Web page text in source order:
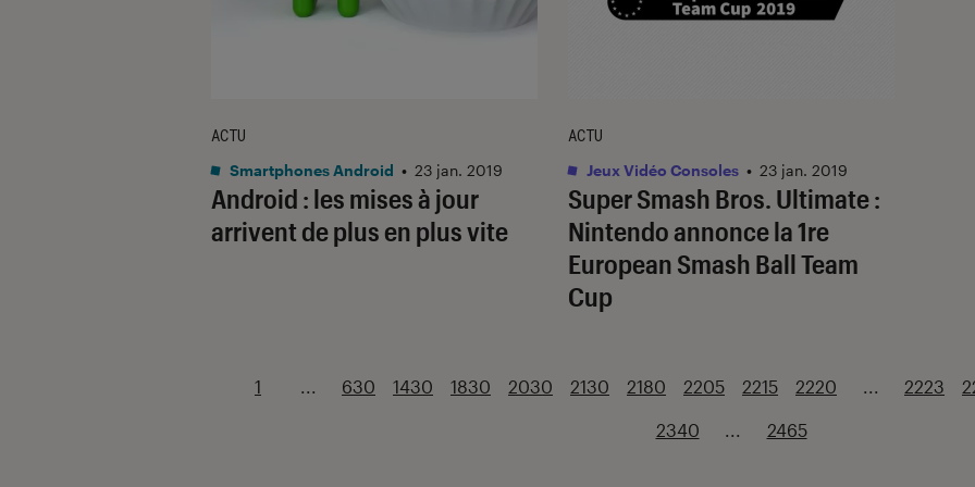
Android : les mises à jour
arrivent de plus en plus vite
ACTU
Smartphones Android • 23 jan. 2019
Super Smash Bros. Ultimate :
Nintendo annonce la 1re
European Smash Ball Team
Cup
ACTU
Jeux Vidéo Consoles • 23 jan. 2019
1 ... 630 1430 1830 2030 2130 2180 2205 2215 2220 ... 2223
2340 ... 2465